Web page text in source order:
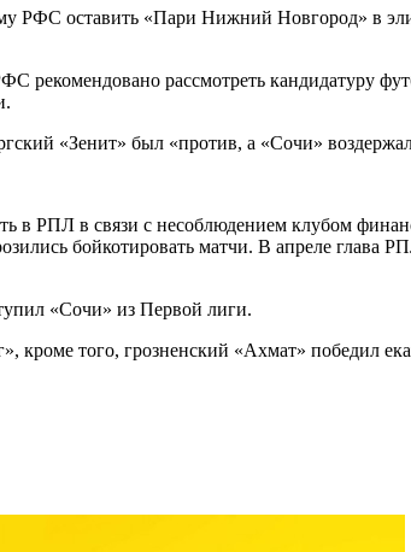
РФС оставить «Пари Нижний Новгород» в
рекомендовано рассмотреть кандидатуру
«Зенит» был «против, а «Сочи»
в РПЛ в связи с несоблюдением клубом
бойкотировать матчи. В апреле глава
«Сочи» из Первой лиги.
того, грозненский «Ахмат» победил